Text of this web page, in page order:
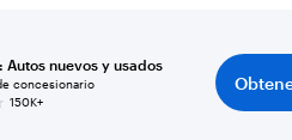
Autos nuevos y usados
concesionario
150K+